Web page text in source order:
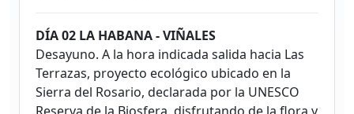
DÍA 02 LA HABANA - VIÑALES
Desayuno. A la hora indicada salida hacia Las
Terrazas, proyecto ecológico ubicado en la
Sierra del Rosario, declarada por la UNESCO